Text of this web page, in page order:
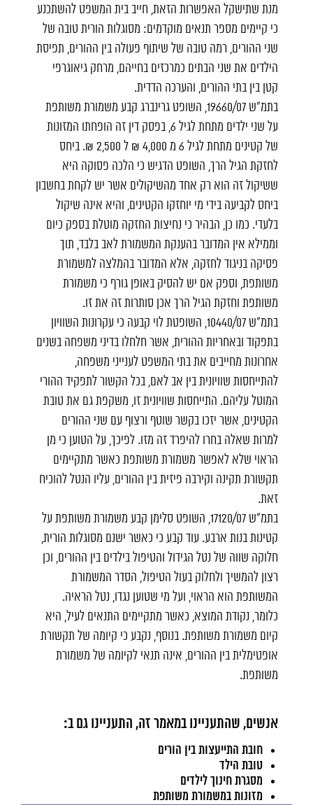
מנת שתישקל האפשרות הזאת, חייב בית המשפט להשתכנע
כי קיימים מספר תנאים מוקדמים: מסוגלות הורית טובה של
שני ההורים, רמה טובה של שיתוף פעולה בין ההורים, תפיסת
הילדים את שני הבתים כמרכזים בחייהם, מרחק גיאוגרפי
קטן בין בתי ההורים, והערכה הדדית.
בתמ"ש 19660/07, השופט גרינברג קבע משמורת משותפת
על שני ילדים מתחת לגיל 6, בפסק דין זה הופחתו המזונות
של קטינים מתחת לגיל 6 מ 4,000 ₪ ל 2,500 ₪. ביחס
לחזקת הגיל הרך, השופט הדגיש כי הלכה פסוקה היא
ששיקול זה הוא רק אחד מהשיקולים אשר יש לקחת בחשבון
ביחס לקביעה בידי מי יוחזקו הקטינים, והיא אינה שיקול
בלעדי. כמו כן, הבהיר כי נחיצות החזקה מוטלת בספק כיום
וממילא אין המדובר בהענקת המשמורת לאב בלבד, תוך
פסיקה בניגוד לחזקה, אלא המדובר בהמלצה למשמורת
משותפת, וספק אם יש להסיק באופן גורף כי משמורת
משותפת וחזקת הגיל הרך אכן סותרות זה את זו.
בתמ"ש 10440/07, השופטת לוי קבעה כי עקרונות השוויון
בתפקוד ובאחריות ההורית, אשר חלחלו בדיני משפחה בשנים
אחרונות מחייבים את בתי המשפט לענייני משפחה,
להתייחסות שוויונית בין אב לאם, בכל הקשור לתפקיד ההורי
המוטל עליהם. התייחסות שוויונית זו, משקפת גם את טובת
הקטינים, אשר יזכו בקשר שוטף ורצוף עם שני ההורים
למרות שאלה בחרו להיפרד זה מזו. לפיכך, על הטוען כי מן
הראוי שלא לאפשר משמורת משותפת כאשר מתקיימים
תקשורת תקינה וקירבה פיזית בין ההורים, עליו הנטל להוכיח
זאת.
בתמ"ש 17120/07, השופט סלימן קבע משמורת משותפת על
קטינות בנות ארבע. עוד קבע כי כאשר ישנם מסוגלות הורית,
חלוקה שווה של נטל הגידול והטיפול בילדים בין ההורים, וכן
רצון להמשיך ולחלוק בעול הטיפול, הסדר המשמורת
המשותפת הוא הראוי, ועל מי שטוען נגדו, נטל הראיה.
כלומר, נקודת המוצא, כאשר מתקיימים התנאים לעיל, היא
קיום משמורת משותפת. בנוסף, נקבע כי קיומה של תקשורת
אופטימלית בין ההורים, אינה תנאי לקיומה של משמורת
משותפת.
אנשים, שהתעניינו במאמר זה, התעניינו גם ב:
חובת התייעצות בין הורים
טובת הילד
מסגרת חינוך לילדים
מזונות במשמורת משותפת